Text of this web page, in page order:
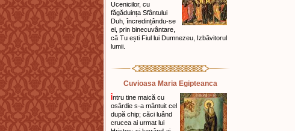
Ucenicilor, cu
făgăduința Sfântului
Duh, încredințându-se
ei, prin binecuvântare,
că Tu ești Fiul lui Dumnezeu, Izbăvitorul
lumii.
Cuvioasa Maria Egipteanca
Întru tine maică cu
osârdie s-a mântuit cel
după chip; căci luând
crucea ai urmat lui